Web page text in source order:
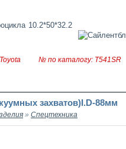
№ по каталогу: T541SR
захватов)I.D-88мм
» Спецтехника